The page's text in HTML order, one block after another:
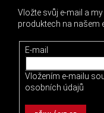
Vložte svůj e-mail a
produktech na našem
E-mail
Vložením e-mailu
osobních údajů